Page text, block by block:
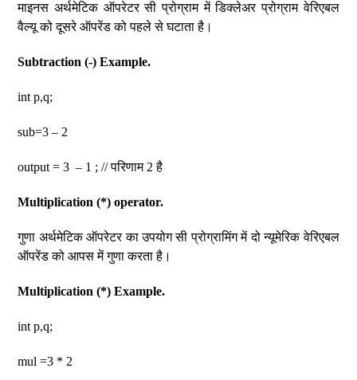
माइनस अर्थमेटिक ऑपरेटर सी प्रोग्राम में डिक्लेअर प्रोग्राम वेरिएबल
वैल्यू को दूसरे ऑपरेंड को पहले से घटाता है।
Subtraction (-) Example.
int p,q;
sub=3 – 2
output = 3 – 1 ; // परिणाम 2 है
Multiplication (*) operator.
गुणा अर्थमेटिक ऑपरेटर का उपयोग सी प्रोग्रामिंग में दो न्यूमेरिक वेरिएबल
ऑपरेंड को आपस में गुणा करता है।
Multiplication (*) Example.
int p,q;
mul =3 * 2